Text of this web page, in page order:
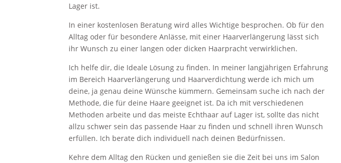
Lager ist.
In einer kostenlosen Beratung wird alles Wichtige besprochen. Ob für den
Alltag oder für besondere Anlässe, mit einer Haarverlängerung lässt sich
ihr Wunsch zu einer langen oder dicken Haarpracht verwirklichen.
Ich helfe dir, die Ideale Lösung zu finden. In meiner langjährigen Erfahrung
im Bereich Haarverlängerung und Haarverdichtung werde ich mich um
deine, ja genau deine Wünsche kümmern. Gemeinsam suche ich nach der
Methode, die für deine Haare geeignet ist. Da ich mit verschiedenen
Methoden arbeite und das meiste Echthaar auf Lager ist, sollte das nicht
allzu schwer sein das passende Haar zu finden und schnell ihren Wunsch
erfüllen. Ich berate dich individuell nach deinen Bedürfnissen.
Kehre dem Alltag den Rücken und genießen sie die Zeit bei uns im Salon